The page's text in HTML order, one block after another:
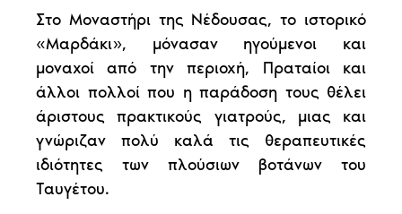
Στο Μοναστήρι της Νέδουσας, το ιστορικό
«Μαρδάκι», μόνασαν ηγούμενοι και
μοναχοί από την περιοχή, Πραταίοι και
άλλοι πολλοί που η παράδοση τους θέλει
άριστους πρακτικούς γιατρούς, μιας και
γνώριζαν πολύ καλά τις θεραπευτικές
ιδιότητες των πλούσιων βοτάνων του
Ταυγέτου.